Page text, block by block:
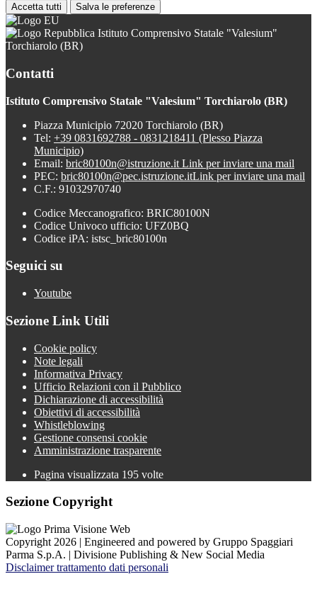
Accetta tutti Salva le preferenze
Istituto Comprensivo Statale "Valesium"
Torchiarolo (BR)
Contatti
Istituto Comprensivo Statale "Valesium" Torchiarolo (BR)
Piazza Municipio 72020 Torchiarolo (BR)
Tel: +39 0831692788 - 0831218411 (Plesso Piazza
Municipio)
Email: bric80100n@istruzione.it Link per inviare una mail
PEC: bric80100n@pec.istruzione.itLink per inviare una mail
C.F.: 91032970740
Codice Meccanografico: BRIC80100N
Codice Univoco ufficio: UFZ0BQ
Codice iPA: istsc_bric80100n
Seguici su
Youtube
Sezione Link Utili
Cookie policy
Note legali
Informativa Privacy
Ufficio Relazioni con il Pubblico
Dichiarazione di accessibilità
Obiettivi di accessibilità
Whistleblowing
Gestione consensi cookie
Amministrazione trasparente
Pagina visualizzata 195 volte
Sezione Copyright
Copyright 2026 | Engineered and powered by Gruppo Spaggiari
Parma S.p.A. | Divisione Publishing & New Social Media
Disclaimer trattamento dati personali